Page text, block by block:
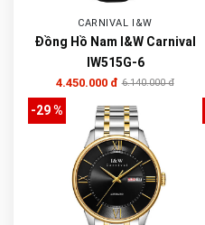
CARNIVAL I&W
Đồng Hồ Nam I&W Carnival
IW515G-6
4.450.000 đ 6.140.000 đ
-29 %